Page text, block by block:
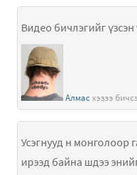
Видео бичлэгийг үзсэн
Алмас
Усэгнууд н монголоор
ирээд байна шдээ